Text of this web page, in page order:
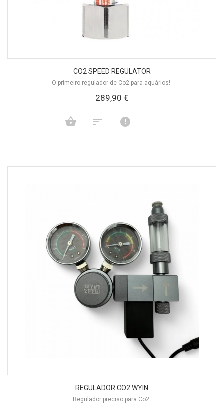
CO2 SPEED REGULATOR
O primeiro regulador de Co2 para aquários!
289,90 €
REGULADOR CO2 WYIN
Regulador preciso para Co2.